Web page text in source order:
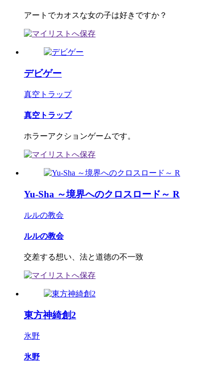
アートでカオスな女の子は好きですか？
デビゲー
真空トラップ
真空トラップ
ホラーアクションゲームです。
Yu-Sha ～境界へのクロスロード～ R
ルルの教会
ルルの教会
交差する想い、法と道徳の不一致
東方神綺創2
氷野
氷野